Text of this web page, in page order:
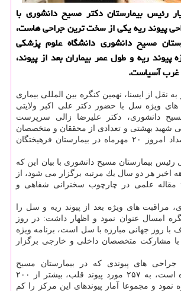
رئیس بیمارستان دكتر مسیح دانشوری با
پیوند ریه یكی از سخت ترین جراحی هاست،
مسیح دانشوری دانشگاه علوم پزشكی
ریه و طول عمر بیماران بعد از پیوند،
غرب آسیاست.
نقل از ایسنا، نهمین كنگره بین المللی بیماری
ویژه سل با حضور دكتر علی اكبر ولایتی
دانشوری، دكتر علیرضا زالی سرپرست
شهید بهشتی و تعدادی از محققان و متخصصان
داخلی و خارجی بامداد امروز ۲۰ مهرماه در بیمارستان فرهیختگان
رئیس بیمارستان مسیح دانشوری با بیان این كه
اخیر هر دو سال یك مرتبه برگزار می شود، از
عرضه بیشتر از ۹۰ مقاله علمی در چارچوب سخنرانی شفاهی و
مراقبت های ویژه بعد از پیوند ریه و سل را
امسال عنوان نمود و اظهار داشت: در روز
با روز جهانی مبارزه با سل است، برنامه ویژه
مشاركت متخصصان داخلی و خارجی برگزار
جراحی های پیوندی كه در بیمارستان مسیح
دانشوری انجام شده است، به ۲۵۷ مورد پیوند قلب، بیشتر از ۲۰۰
نمود و مجموعا آمار پیوندهای این مركز را كم